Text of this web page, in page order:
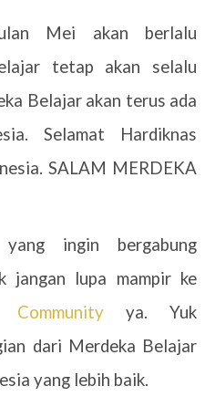
Mei akan berlalu
tetap akan selalu
Belajar akan terus ada
Selamat Hardiknas
SALAM MERDEKA
ingin bergabung
jangan lupa mampir ke
Community ya. Yuk
dari Merdeka Belajar
yang lebih baik.